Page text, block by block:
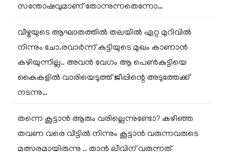
സന്തോഷവുമാണ് തോന്നുന്നതെന്നോ…
വീഴ്ചയുടെ ആഘാതത്തിൽ തലയിൽ ഏറ്റ മുറിവിൽ
നിന്നും ചോ.രവാർന്ന് കുട്ടിയുടെ മുഖം കാണാൻ
കഴിയുന്നില്ല.. അവൻ വേഗം ആ പെൺകുട്ടിയെ
കൈകളിൽ വാരിയെടുത്ത് ജീപ്പിന്റെ അടുത്തേക്ക്
നടന്നു…
തന്നെ കൂട്ടാൻ ആരും വരില്ലെന്നുണ്ടോ? കഴിഞ്ഞ
തവണ വരെ വീട്ടിൽ നിന്നും കൂട്ടാൻ വരുന്നവരുടെ
മത്സരമായിരുന്നു .. താൻ ലീവിന് വരുന്നത്